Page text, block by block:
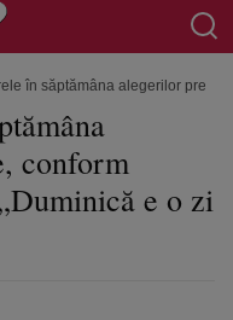
în săptămâna alegerilor
conform
e o zi